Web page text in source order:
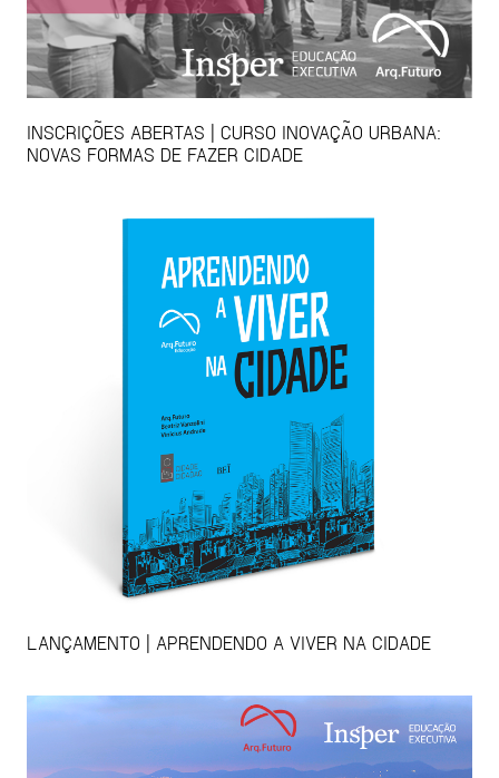
INSCRIÇÕES ABERTAS | CURSO INOVAÇÃO URBANA:
NOVAS FORMAS DE FAZER CIDADE
LANÇAMENTO | APRENDENDO A VIVER NA CIDADE